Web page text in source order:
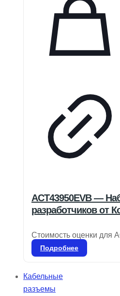
ACT43950EVB —
разработчиков от
Стоимость оценки для
Подробнее
Кабельные
разъемы